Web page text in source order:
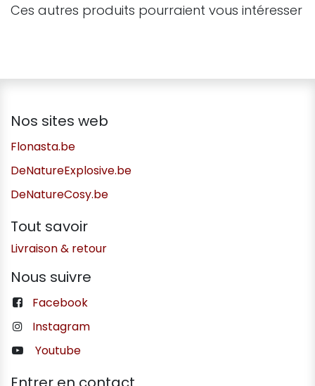
Ces autres produits pourraient vous intéresser
Nos sites web
Flonasta.be
DeNatureExplosive.be
DeNatureCosy.be
Tout savoir
Livraison & retour
Nous suivre
Facebook
Instagram
Youtube